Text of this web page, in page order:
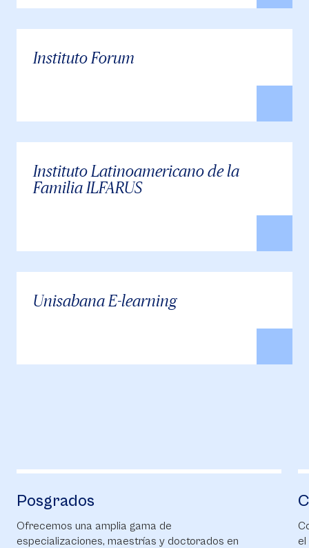
Instituto Forum
Instituto Latinoamericano de la
Familia ILFARUS
Unisabana E-learning
Posgrados
Ofrecemos una amplia gama de
especializaciones, maestrías y doctorados en
el